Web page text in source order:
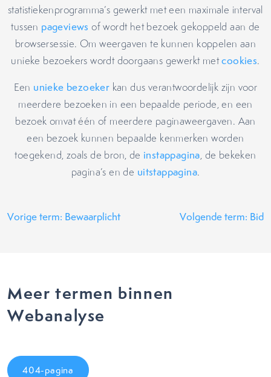
statistiekenprogramma’s gewerkt met een maximale interval
tussen pageviews of wordt het bezoek gekoppeld aan de
browsersessie. Om weergaven te kunnen koppelen aan
unieke bezoekers wordt doorgaans gewerkt metcookies.
Een unieke bezoeker kan dus verantwoordelijk zijn voor
meerdere bezoeken in een bepaalde periode, en een
bezoek omvat één of meerdere paginaweergaven. Aan
een bezoek kunnen bepaalde kenmerken worden
toegekend, zoals de bron, de instappagina, de bekeken
pagina’s en de uitstappagina.
Vorige term: Bewaarplicht Volgende term: Bid
Meer termen binnen
Webanalyse
404-pagina